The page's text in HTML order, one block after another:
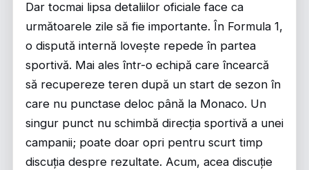
Dar tocmai lipsa detaliilor oficiale face ca
următoarele zile să fie importante. În Formula 1,
o dispută internă lovește repede în partea
sportivă. Mai ales într-o echipă care încearcă
să recupereze teren după un start de sezon în
care nu punctase deloc până la Monaco. Un
singur punct nu schimbă direcția sportivă a unei
campanii; poate doar opri pentru scurt timp
discuția despre rezultate. Acum, acea discuție